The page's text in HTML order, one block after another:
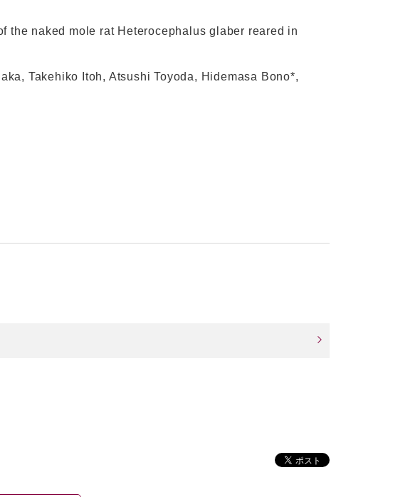
the naked mole rat Heterocephalus glaber reared in
Takehiko Itoh, Atsushi Toyoda, Hidemasa Bono*,